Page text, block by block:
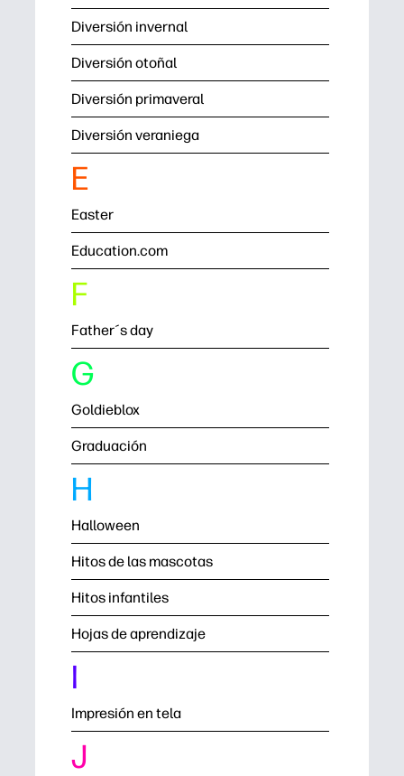
Diversión invernal
Diversión otoñal
Diversión primaveral
Diversión veraniega
E
Easter
Education.com
F
Father´s day
G
Goldieblox
Graduación
H
Halloween
Hitos de las mascotas
Hitos infantiles
Hojas de aprendizaje
I
Impresión en tela
J